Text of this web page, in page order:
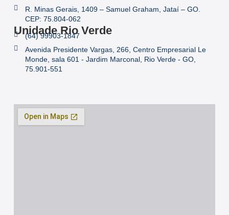
R. Minas Gerais, 1409 – Samuel Graham, Jataí – GO.
CEP: 75.804-062
Unidade Rio Verde
(64) 99903-1847
Avenida Presidente Vargas, 266, Centro Empresarial Le
Monde, sala 601 - Jardim Marconal, Rio Verde - GO,
75.901-551